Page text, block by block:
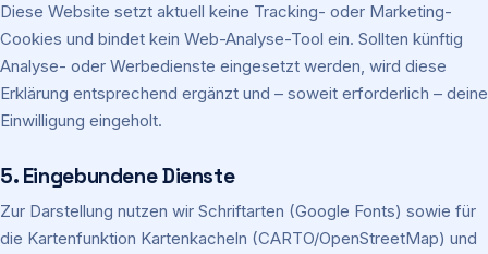
Diese Website setzt aktuell keine Tracking- oder Marketing-
Cookies und bindet kein Web-Analyse-Tool ein. Sollten künftig
Analyse- oder Werbedienste eingesetzt werden, wird diese
Erklärung entsprechend ergänzt und – soweit erforderlich – deine
Einwilligung eingeholt.
5. Eingebundene Dienste
Zur Darstellung nutzen wir Schriftarten (Google Fonts) sowie für
die Kartenfunktion Kartenkacheln (CARTO/OpenStreetMap) und